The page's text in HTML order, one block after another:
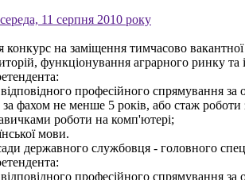
11 серпня 2010 року
на заміщення тимчасово
функціонування аграрного ринку та
професійного спрямування за
фахом не менше 5 років, або стаж
роботи на комп'ютері;
мови.
державного службовця - головного
професійного спрямування за